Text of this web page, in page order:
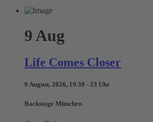
9 Aug
Life Comes Closer
9 August, 2026, 19.30 - 23 Uhr
Backstage München